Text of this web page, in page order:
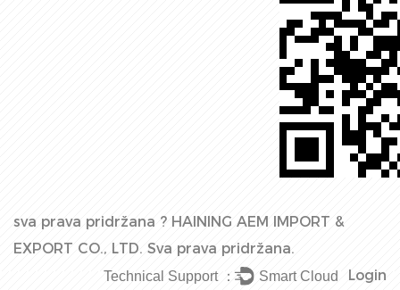
sva prava pridržana ? HAINING AEM IMPORT &
EXPORT CO., LTD. Sva prava pridržana.
Login
Technical Support ： Smart Cloud